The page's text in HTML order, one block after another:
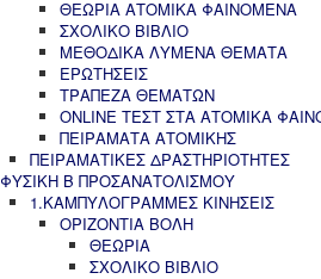
ΘΕΩΡΙΑ ΑΤΟΜΙΚΑ ΦΑΙΝΟΜΕΝΑ
ΣΧΟΛΙΚΟ ΒΙΒΛΙΟ
ΜΕΘΟΔΙΚΑ ΛΥΜΕΝΑ ΘΕΜΑΤΑ
ΕΡΩΤΗΣΕΙΣ
ΤΡΑΠΕΖΑ ΘΕΜΑΤΩΝ
ONLINE ΤΕΣΤ ΣΤΑ ΑΤΟΜΙΚΑ
ΠΕΙΡΑΜΑΤΑ ΑΤΟΜΙΚΗΣ
ΠΕΙΡΑΜΑΤΙΚΕΣ ΔΡΑΣΤΗΡΙΟΤΗΤΕΣ
ΦΥΣΙΚΗ Β ΠΡΟΣΑΝΑΤΟΛΙΣΜΟΥ
1.ΚΑΜΠΥΛΟΓΡΑΜΜΕΣ ΚΙΝΗΣΕΙΣ
ΟΡΙΖΟΝΤΙΑ ΒΟΛΗ
ΘΕΩΡΙΑ
ΣΧΟΛΙΚΟ ΒΙΒΛΙΟ